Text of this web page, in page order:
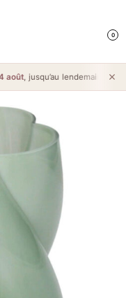
0
, jusqu’au lendemain de l’